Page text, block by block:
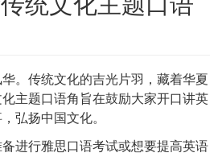
。传统文化的吉光片羽，藏着华夏
主题口语角旨在鼓励大家开口讲英
弘扬中国文化。
进行雅思口语考试或想要提高英语